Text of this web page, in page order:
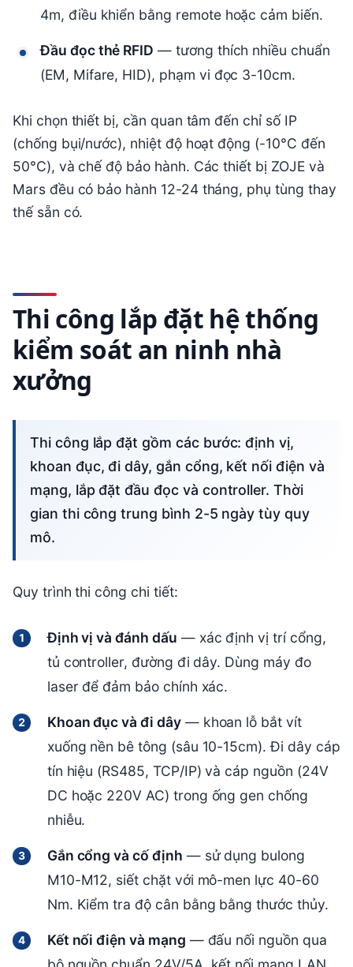
4m, điều khiển bằng remote hoặc cảm biến.
Đầu đọc thẻ RFID — tương thích nhiều chuẩn
(EM, Mifare, HID), phạm vi đọc 3-10cm.
Khi chọn thiết bị, cần quan tâm đến chỉ số IP
(chống bụi/nước), nhiệt độ hoạt động (-10°C đến
50°C), và chế độ bảo hành. Các thiết bị ZOJE và
Mars đều có bảo hành 12-24 tháng, phụ tùng thay
thế sẵn có.
Thi công lắp đặt hệ thống
kiểm soát an ninh nhà
xưởng
Thi công lắp đặt gồm các bước: định vị,
khoan đục, đi dây, gắn cổng, kết nối điện và
mạng, lắp đặt đầu đọc và controller. Thời
gian thi công trung bình 2-5 ngày tùy quy
mô.
Quy trình thi công chi tiết:
Định vị và đánh dấu — xác định vị trí cổng,
tủ controller, đường đi dây. Dùng máy đo
laser để đảm bảo chính xác.
Khoan đục và đi dây— khoan lỗ bắt vít
xuống nền bê tông (sâu 10-15cm). Đi dây cáp
tín hiệu (RS485, TCP/IP) và cáp nguồn (24V
DC hoặc 220V AC) trong ống gen chống
nhiễu.
Gắn cổng và cố định — sử dụng bulong
M10-M12, siết chặt với mô-men lực 40-60
Nm. Kiểm tra độ cân bằng bằng thước thủy.
Kết nối điện và mạng — đấu nối nguồn qua